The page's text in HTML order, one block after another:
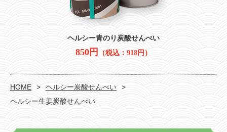
ヘルシー青のり炭酸せんべい
850円 （税込：918円）
HOME
ヘルシー炭酸せんべい
ヘルシー生姜炭酸せんべい